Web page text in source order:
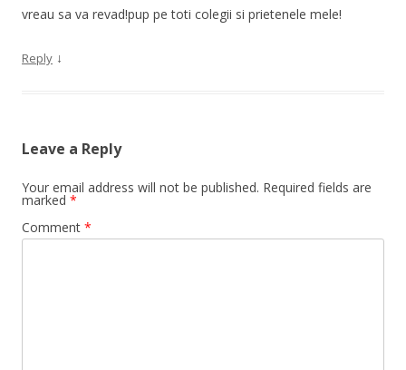
vreau sa va revad!pup pe toti colegii si prietenele mele!
Reply ↓
Leave a Reply
Your email address will not be published. Required fields are
marked *
Comment *